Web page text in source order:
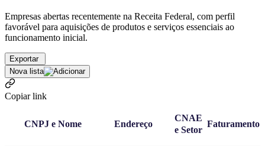
Empresas abertas recentemente na Receita Federal, com perfil
favorável para aquisições de produtos e serviços essenciais ao
funcionamento inicial.
Exportar
Nova lista
Copiar link
CNPJ e Nome Endereço
CNAE
e Setor
Faturamento